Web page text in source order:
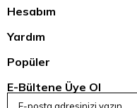
Hesabım
Yardım
Popüler
E-Bültene Üye Ol